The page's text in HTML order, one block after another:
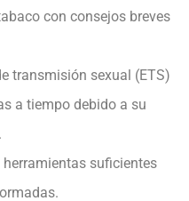
con consejos breves
transmisión sexual (ETS)
a tiempo debido a su
suficientes